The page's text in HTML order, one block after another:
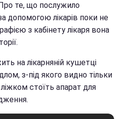
Про те, що послужило
допомогою лікарів поки не
з кабінету лікаря вона
на лікарняній кушетці
з-під якого видно тільки
стоїть апарат для